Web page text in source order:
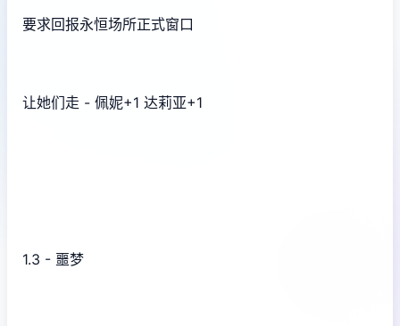
要求回报永恒场所正式窗口
让她们走 - 佩妮+1 达莉亚+1
1.3 - 噩梦